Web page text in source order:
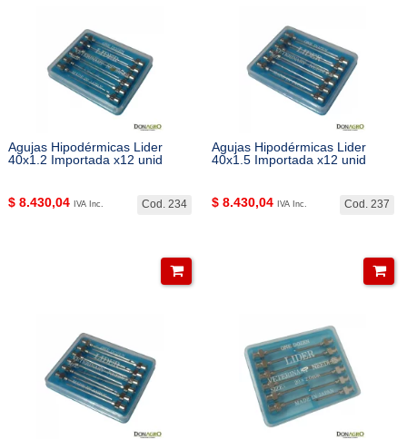
Agujas Hipodérmicas Lider
40x1.2 Importada x12 unid
Cod. 234
$ 8.430,04 IVA Inc.
Agujas Hipodérmicas Lider
40x1.5 Importada x12 unid
Cod. 237
$ 8.430,04 IVA Inc.